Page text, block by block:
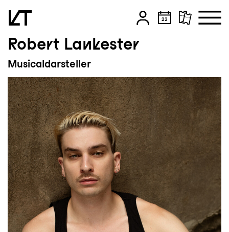
Zum Hauptinhalt springen
Zum Footer springen
Robert Lankester
Musicaldarsteller